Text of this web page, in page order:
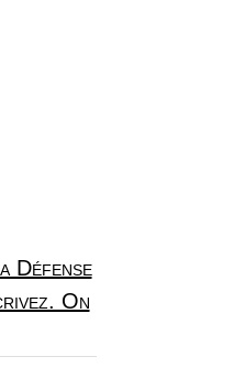
Défense
On